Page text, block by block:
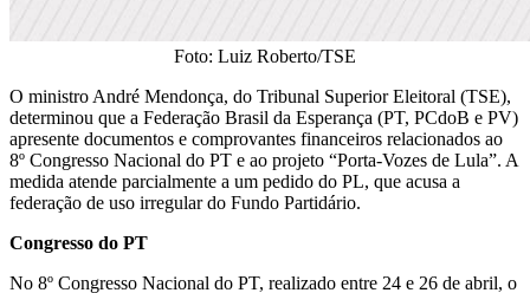
Foto: Luiz Roberto/TSE
O ministro André Mendonça, do Tribunal Superior Eleitoral (TSE),
determinou que a Federação Brasil da Esperança (PT, PCdoB e PV)
apresente documentos e comprovantes financeiros relacionados ao
8º Congresso Nacional do PT e ao projeto “Porta-Vozes de Lula”. A
medida atende parcialmente a um pedido do PL, que acusa a
federação de uso irregular do Fundo Partidário.
Congresso do PT
No 8º Congresso Nacional do PT, realizado entre 24 e 26 de abril, o